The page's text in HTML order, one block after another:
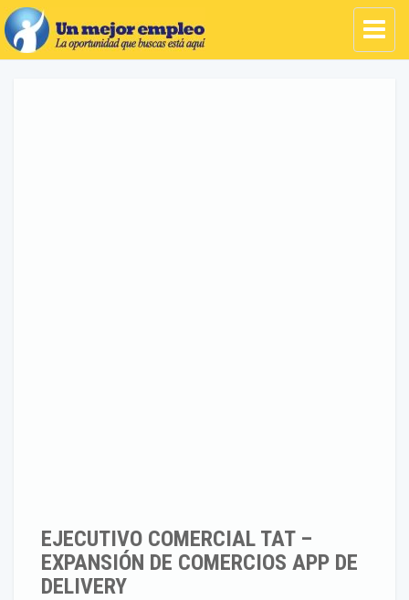
EJECUTIVO COMERCIAL TAT –
EXPANSIÓN DE COMERCIOS APP DE
DELIVERY